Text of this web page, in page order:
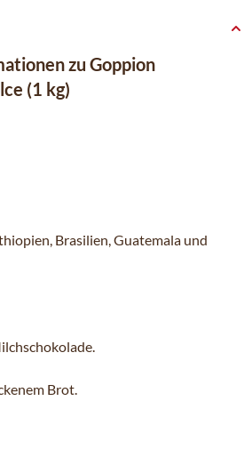
zu Goppion
(1 kg)
Brasilien, Guatemala und
Brot.